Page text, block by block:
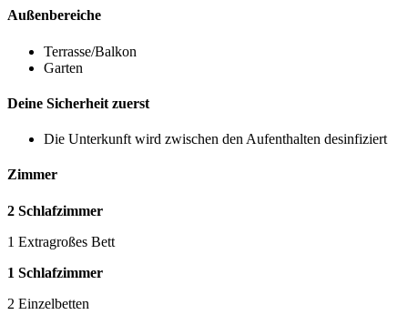
Außenbereiche
Terrasse/Balkon
Garten
Deine Sicherheit zuerst
Die Unterkunft wird zwischen den Aufenthalten desinfiziert
Zimmer
2 Schlafzimmer
1 Extragroßes Bett
1 Schlafzimmer
2 Einzelbetten